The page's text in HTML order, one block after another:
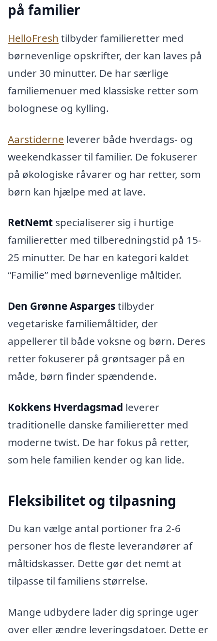
på familier
HelloFresh tilbyder familieretter med
børnevenlige opskrifter, der kan laves på
under 30 minutter. De har særlige
familiemenuer med klassiske retter som
bolognese og kylling.
Aarstiderne leverer både hverdags- og
weekendkasser til familier. De fokuserer
på økologiske råvarer og har retter, som
børn kan hjælpe med at lave.
RetNemt specialiserer sig i hurtige
familieretter med tilberedningstid på 15-
25 minutter. De har en kategori kaldet
“Familie” med børnevenlige måltider.
Den Grønne Aspargestilbyder
vegetariske familiemåltider, der
appellerer til både voksne og børn. Deres
retter fokuserer på grøntsager på en
måde, børn finder spændende.
Kokkens Hverdagsmad leverer
traditionelle danske familieretter med
moderne twist. De har fokus på retter,
som hele familien kender og kan lide.
Fleksibilitet og tilpasning
Du kan vælge antal portioner fra 2-6
personer hos de fleste leverandører af
måltidskasser. Dette gør det nemt at
tilpasse til familiens størrelse.
Mange udbydere lader dig springe uger
over eller ændre leveringsdatoer. Dette er